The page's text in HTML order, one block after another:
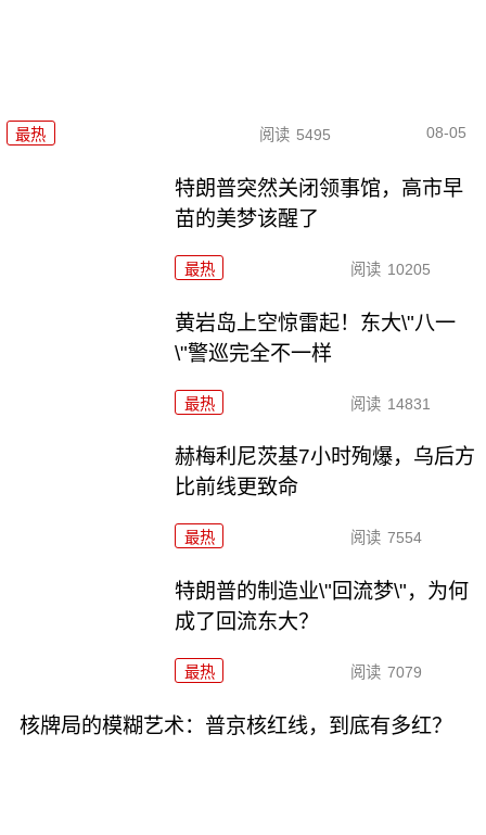
最热 阅读 5495 08-05
特朗普突然关闭领事馆，高市早
苗的美梦该醒了
最热 阅读 10205
黄岩岛上空惊雷起！东大\"八一
\"警巡完全不一样
最热 阅读 14831
赫梅利尼茨基7小时殉爆，乌后方
比前线更致命
最热 阅读 7554
特朗普的制造业\"回流梦\"，为何
成了回流东大？
最热 阅读 7079
核牌局的模糊艺术：普京核红线，到底有多红？